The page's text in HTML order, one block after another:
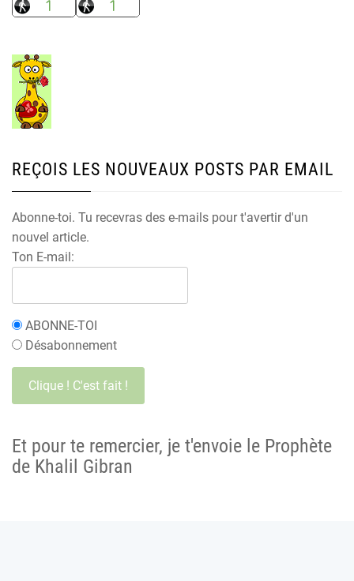
REÇOIS LES NOUVEAUX POSTS PAR EMAIL
Abonne-toi. Tu recevras des e-mails pour t'avertir d'un
nouvel article.
Ton E-mail:
ABONNE-TOI
Désabonnement
Et pour te remercier, je t'envoie le Prophète
de Khalil Gibran